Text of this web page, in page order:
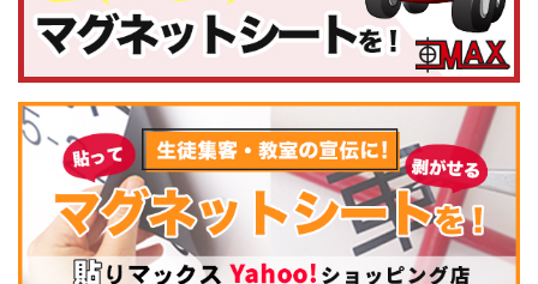
コンピュータ・科学(437)